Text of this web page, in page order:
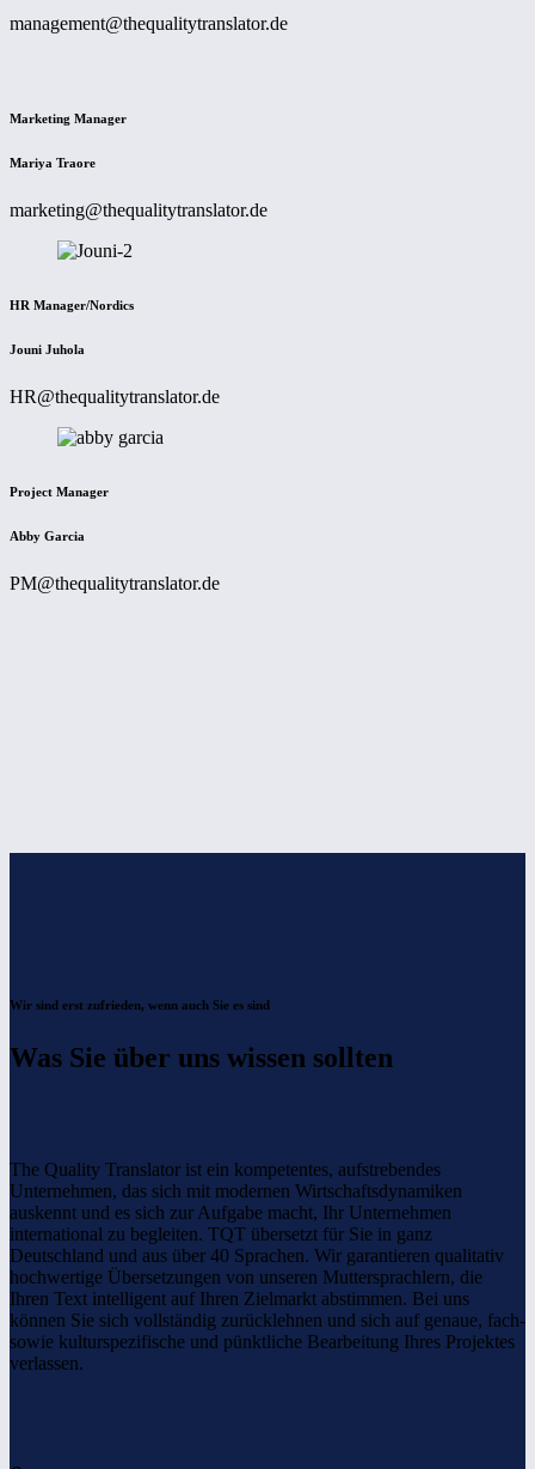
management@thequalitytranslator.de
Marketing Manager
Mariya Traore
marketing@thequalitytranslator.de
HR Manager/Nordics
Jouni Juhola
HR@thequalitytranslator.de
Project Manager
Abby Garcia
PM@thequalitytranslator.de
Wir sind erst zufrieden, wenn auch Sie es sind
Was Sie über uns wissen sollten
The Quality Translator ist ein kompetentes, aufstrebendes
Unternehmen, das sich mit modernen Wirtschaftsdynamiken
auskennt und es sich zur Aufgabe macht, Ihr Unternehmen
international zu begleiten. TQT übersetzt für Sie in ganz
Deutschland und aus über 40 Sprachen. Wir garantieren qualitativ
hochwertige Übersetzungen von unseren Muttersprachlern, die
Ihren Text intelligent auf Ihren Zielmarkt abstimmen. Bei uns
können Sie sich vollständig zurücklehnen und sich auf genaue, fach-
sowie kulturspezifische und pünktliche Bearbeitung Ihres Projektes
verlassen.